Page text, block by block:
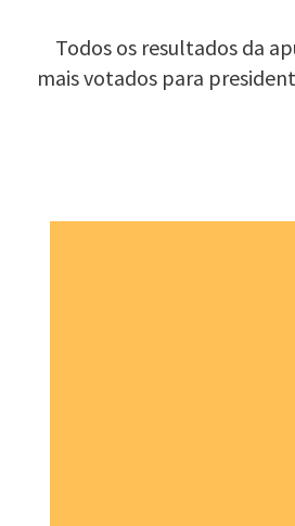
Todos os resultados da
mais votados para